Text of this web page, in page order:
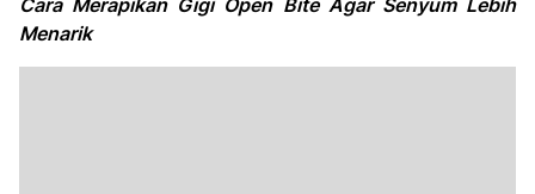
Cara Merapikan Gigi Open Bite Agar Senyum Lebih
Menarik